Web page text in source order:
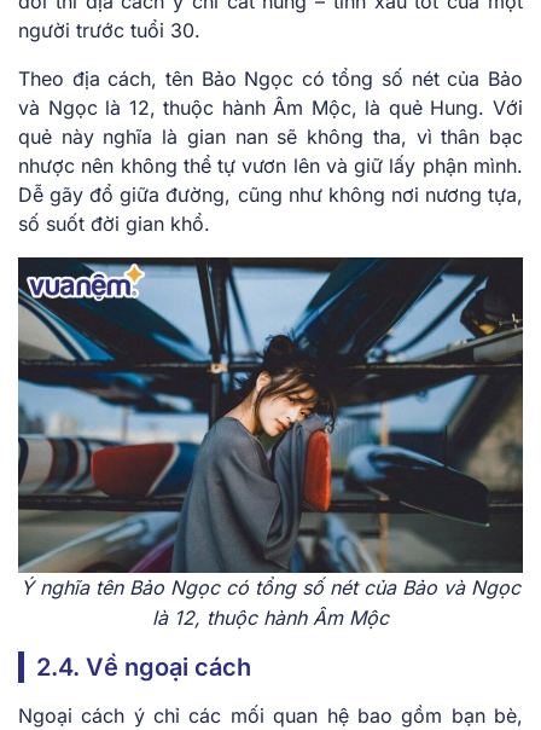
người trước tuổi 30.
Theo địa cách, tên Bảo Ngọc có tổng số nét của Bảo
và Ngọc là 12, thuộc hành Âm Mộc, là quẻ Hung. Với
quẻ này nghĩa là gian nan sẽ không tha, vì thân bạc
nhược nên không thể tự vươn lên và giữ lấy phận mình.
Dễ gãy đổ giữa đường, cũng như không nơi nương tựa,
số suốt đời gian khổ.
Ý nghĩa tên Bảo Ngọc có tổng số nét của Bảo và Ngọc
là 12, thuộc hành Âm Mộc
2.4. Về ngoại cách
Ngoại cách ý chỉ các mối quan hệ bao gồm bạn bè,